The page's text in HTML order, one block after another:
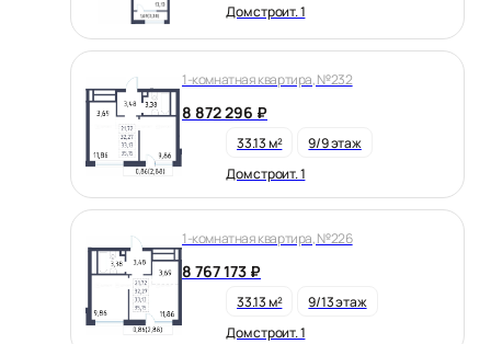
Дом строит. 1
1-комнатная квартира, №232
8 872 296 ₽
33.13 м²
9/9 этаж
Дом строит. 1
1-комнатная квартира, №226
8 767 173 ₽
33.13 м²
9/13 этаж
Дом строит. 1